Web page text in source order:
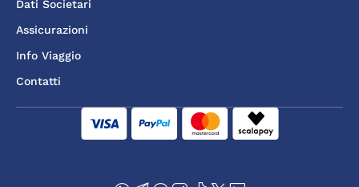
Dati Societari
Assicurazioni
Info Viaggio
Contatti